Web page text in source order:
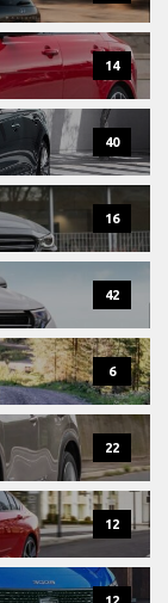
14
40
16
42
6
22
12